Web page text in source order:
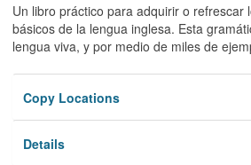
Un libro práctico para adquirir o refrescar
básicos de la lengua inglesa. Esta
lengua viva, y por medio de miles de
Copy Locations
Details